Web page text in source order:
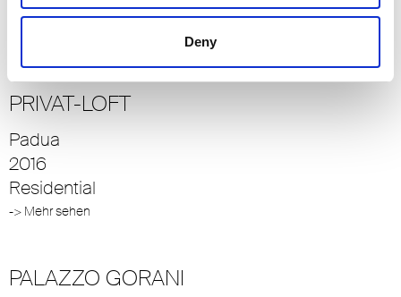
Deny
Residential
PRIVAT-LOFT
Padua
2016
Residential
-> Mehr sehen
PALAZZO GORANI